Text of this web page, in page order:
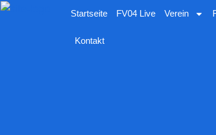
Startseite FV04 Live Verein
Kontakt